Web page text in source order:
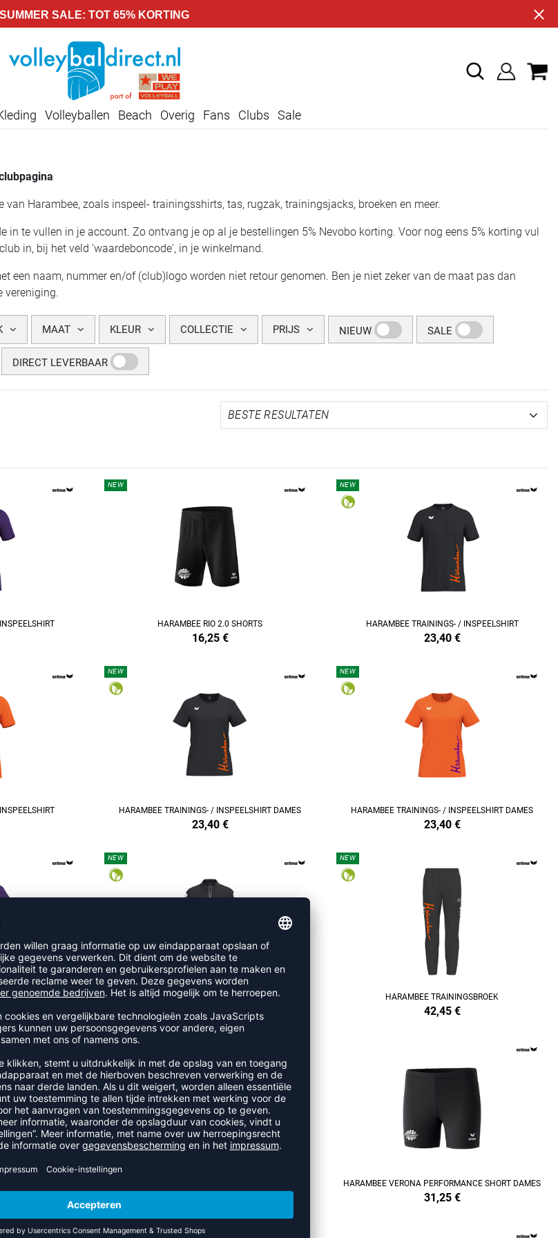
SUMMER SALE: TOT 65% KORTING
Volleyballen Beach Overig Fans Clubs Sale
van Harambee, zoals inspeel- trainingsshirts, tas, rugzak, trainingsjacks, broeken en meer.
in te vullen in je account. Zo ontvang je op al je bestellingen 5% Nevobo korting. Voor nog eens 5% korting vul
in, bij het veld 'waardeboncode', in je winkelmand.
een naam, nummer en/of (club)logo worden niet retour genomen. Ben je niet zeker van de maat pas dan
vereniging.
MAAT KLEUR COLLECTIE PRIJS NIEUW SALE
DIRECT LEVERBAAR
NEW
HARAMBEE RIO 2.0 SHORTS
16,25 €
NEW
HARAMBEE TRAININGS- / INSPEELSHIRT
23,40 €
NEW
HARAMBEE TRAININGS- / INSPEELSHIRT DAMES
23,40 €
NEW
HARAMBEE TRAININGS- / INSPEELSHIRT DAMES
23,40 €
DAMES
NEW
HARAMBEE TRAININGSJACK
36,15
NEW
HARAMBEE TRAININGSBROEK
42,45 €
REFINEMENT
HARAMBEE VERONA PERFORMANCE SHORT DAMES
31,25 €
REFINEMENT